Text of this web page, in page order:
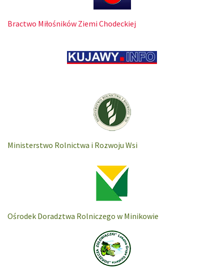
Bractwo Miłośników Ziemi Chodeckiej
Ministerstwo Rolnictwa i Rozwoju Wsi
Ośrodek Doradztwa Rolniczego w Minikowie